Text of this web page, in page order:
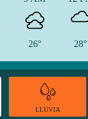
26° 28°
LLUVIA